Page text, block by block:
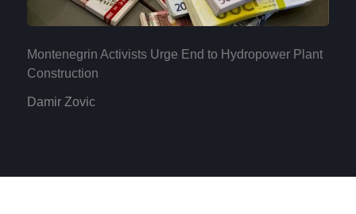
Montenegrin Activists Urge End to Hydropower Plant
Construction
Damir Zovic